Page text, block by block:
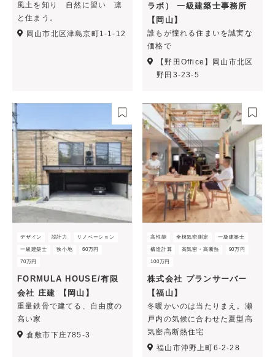
風土を知り 自然に習い 凛
と住まう。
岡山市北区津島京町1-1-12
ラボ） 一級建築士事務所
【岡山】
誰もが憧れる住まいを誠実な
価格で
【野田Office】岡山市北区
野田3-23-5
デザイン 設計力 リノベーション
一級建築士 狭小地 60万円
70万円
FORMULA HOUSE/有限
会社 庄建 【岡山】
重量鉄骨で建てる、自由度の
高い家
倉敷市下庄785-3
高性能 全棟気密測定 一級建築士
構造計算 高気密・高断熱 90万円
100万円
株式会社 プランサーバー
【福山】
冬暖かいのは当たりまえ。瀬
戸内の気候に合わせた夏型高
気密高断熱住宅
福山市沖野上町6-2-28